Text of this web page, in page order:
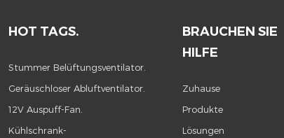
HOT TAGS.
Stummer Belüftungsventilator.
Geräuschloser Abluftventilator.
12V Auspuff-Fan.
Kühlschrank-
BRAUCHEN SIE
HILFE
Zuhause
Produkte
Lösungen